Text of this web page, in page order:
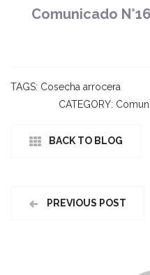
Comunicado
TAGS: Cosecha arrocera
CATEGORY:
BACK TO BLOG
PREVIOUS POST